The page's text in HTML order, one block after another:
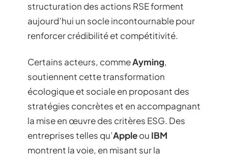
structuration des actions RSE forment
aujourd’hui un socle incontournable pour
renforcer crédibilité et compétitivité.
Certains acteurs, commeAyming,
soutiennent cette transformation
écologique et sociale en proposant des
stratégies concrètes et en accompagnant
la mise en œuvre des critères ESG. Des
entreprises telles qu’Appleou IBM
montrent la voie, en misant sur la